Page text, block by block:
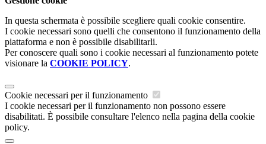
In questa schermata è possibile scegliere quali cookie consentire.
I cookie necessari sono quelli che consentono il funzionamento della
piattaforma e non è possibile disabilitarli.
Per conoscere quali sono i cookie necessari al funzionamento potete
visionare la COOKIE POLICY.
Cookie necessari per il funzionamento
I cookie necessari per il funzionamento non possono essere
disabilitati. È possibile consultare l'elenco nella pagina della cookie
policy.